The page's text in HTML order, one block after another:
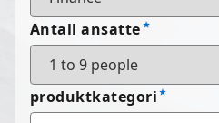
Antall ansatte
produktkategori